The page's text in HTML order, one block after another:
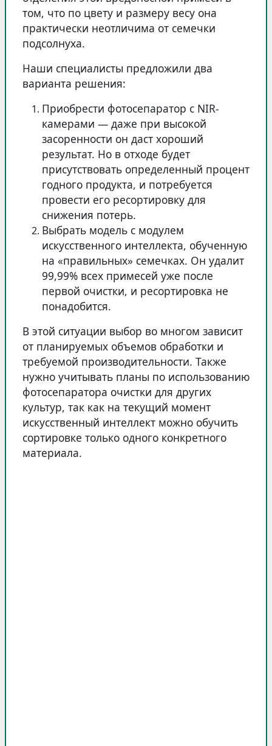
том, что по цвету и размеру весу она
практически неотличима от семечки
подсолнуха.
Наши специалисты предложили два
варианта решения:
Приобрести фотосепаратор с NIR-
камерами — даже при высокой
засоренности он даст хороший
результат. Но в отходе будет
присутствовать определенный процент
годного продукта, и потребуется
провести его ресортировку для
снижения потерь.
Выбрать модель с модулем
искусственного интеллекта, обученную
на «правильных» семечках. Он удалит
99,99% всех примесей уже после
первой очистки, и ресортировка не
понадобится.
В этой ситуации выбор во многом зависит
от планируемых объемов обработки и
требуемой производительности. Также
нужно учитывать планы по использованию
фотосепаратора очистки для других
культур, так как на текущий момент
искусственный интеллект можно обучить
сортировке только одного конкретного
материала.